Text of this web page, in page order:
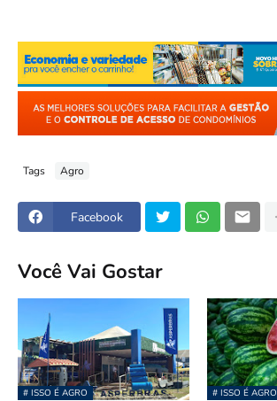
Tags Agro
Facebook
Você Vai Gostar
# ISSO É AGRO # ISSO É AGRO